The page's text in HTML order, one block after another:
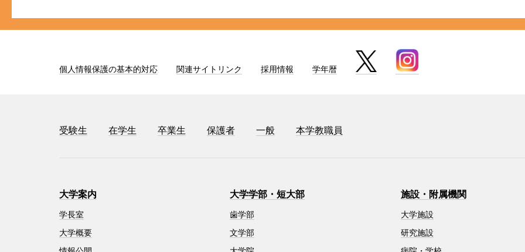
個人情報保護の基本的対応 関連サイトリンク 採用情報 学年暦
受験生 在学生 卒業生 保護者 一般 本学教職員
大学案内
学長室
大学概要
大学学部・短大部
歯学部
文学部
施設・附属機関
大学施設
研究施設